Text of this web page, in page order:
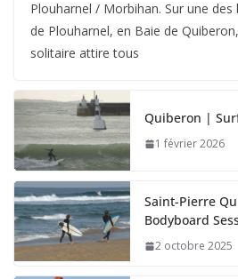
Plouharnel / Morbihan. Sur une des
de Plouharnel, en Baie de
solitaire attire tous
Quiberon |
1 février 2026
Saint-Pierre
Bodyboard
2 octobre 2025